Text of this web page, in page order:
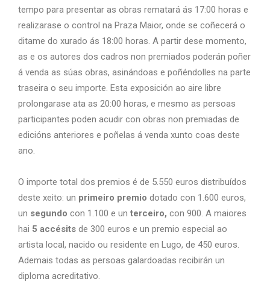
tempo para presentar as obras rematará ás 17:00 horas e
realizarase o control na Praza Maior, onde se coñecerá o
ditame do xurado ás 18:00 horas. A partir dese momento,
as e os autores dos cadros non premiados poderán poñer
á venda as súas obras, asinándoas e poñéndolles na parte
traseira o seu importe. Esta exposición ao aire libre
prolongarase ata as 20:00 horas, e mesmo as persoas
participantes poden acudir con obras non premiadas de
edicións anteriores e poñelas á venda xunto coas deste
ano.
O importe total dos premios é de 5.550 euros distribuídos
deste xeito: un primeiro premio dotado con 1.600 euros,
un segundo con 1.100 e un terceiro, con 900. A maiores
hai 5 accésits de 300 euros e un premio especial ao
artista local, nacido ou residente en Lugo, de 450 euros.
Ademais todas as persoas galardoadas recibirán un
diploma acreditativo.